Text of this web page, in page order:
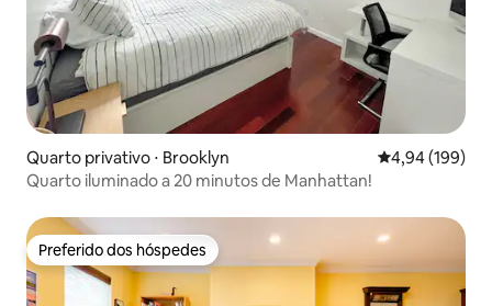
Quarto privativo ⋅ Brooklyn 4,94 de uma
4,94 (199)
Quarto iluminado a 20 minutos de Manhattan!
Preferido dos hóspedes
Preferido dos hóspedes